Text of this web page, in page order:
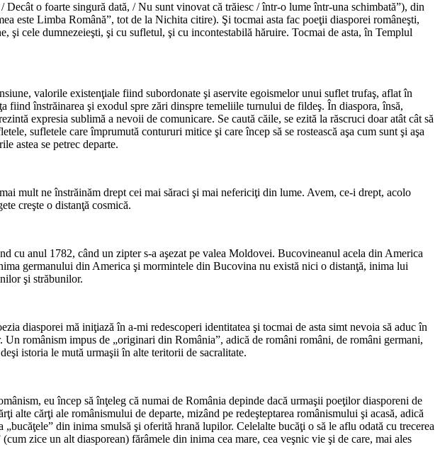
o foarte singură dată, / Nu sunt vinovat că trăiesc / într-o lume într-una schimbată”), din
este Limba Română”, tot de la Nichita citire). Şi tocmai asta fac poeţii diasporei româneşti,
şi cele dumnezeieşti, şi cu sufletul, şi cu incontestabilă hăruire. Tocmai de asta, în Templul
valorile existenţiale fiind subordonate şi aservite egoismelor unui suflet trufaş, aflat în
fiind înstrăinarea şi exodul spre zări dinspre temeliile turnului de fildeş. În diaspora, însă,
expresia sublimă a nevoii de comunicare. Se caută căile, se ezită la răscruci doar atât cât să
sufletele care împrumută contururi mitice şi care încep să se rostească aşa cum sunt şi aşa
astea se petrec departe.
mult ne înstrăinăm drept cei mai săraci şi mai nefericiţi din lume. Avem, ce-i drept, acolo
creşte o distanţă cosmică.
anul 1782, când un zipter s-a aşezat pe valea Moldovei. Bucovineanul acela din America
germanului din America şi mormintele din Bucovina nu există nici o distanţă, inima lui
şi străbunilor.
diasporei mă iniţiază în a-mi redescoperi identitatea şi tocmai de asta simt nevoia să aduc în
românism impus de „originari din România”, adică de români români, de români germani,
istoria le mută urmaşii în alte teritorii de sacralitate.
eu încep să înţeleg că numai de România depinde dacă urmaşii poeţilor diasporeni de
cărţi ale românismului de departe, mizând pe redeşteptarea românismului şi acasă, adică
din inima smulsă şi oferită hrană lupilor. Celelalte bucăţi o să le aflu odată cu trecerea
zice un alt diasporean) fărâmele din inima cea mare, cea veşnic vie şi de care, mai ales